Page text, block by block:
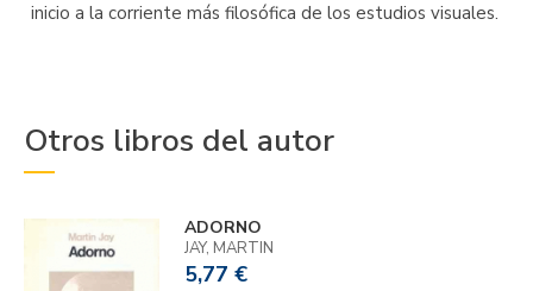
inicio a la corriente más filosófica de los estudios visuales.
Otros libros del autor
ADORNO
JAY, MARTIN
5,77 €